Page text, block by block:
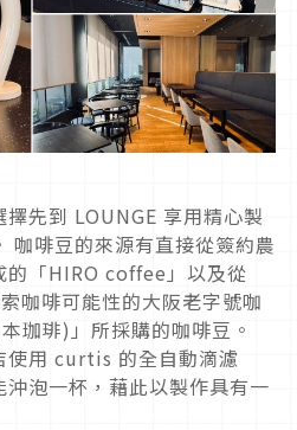
先到 LOUNGE 享用精心製
咖啡豆的來源有直接從簽約農
的「HIRO coffee」以及從
咖啡可能性的大阪老字號咖
珈琲)」所採購的咖啡豆。
使用 curtis 的全自動滴濾
泡一杯，藉此以製作具有一